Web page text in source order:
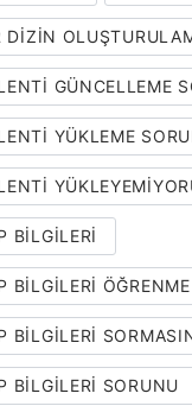
DIZIN
GÜNCELLEME
YÜKLEME
BILGILERI
BILGILERI ÖĞRENME
BILGILERI
BILGILERI SORUNU